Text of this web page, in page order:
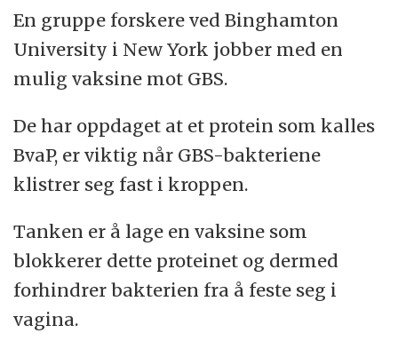
En gruppe forskere ved Binghamton
University i New York jobber med en
mulig vaksine mot GBS.
De har oppdaget at et protein som kalles
BvaP, er viktig når GBS-bakteriene
klistrer seg fast i kroppen.
Tanken er å lage en vaksine som
blokkerer dette proteinet og dermed
forhindrer bakterien fra å feste seg i
vagina.